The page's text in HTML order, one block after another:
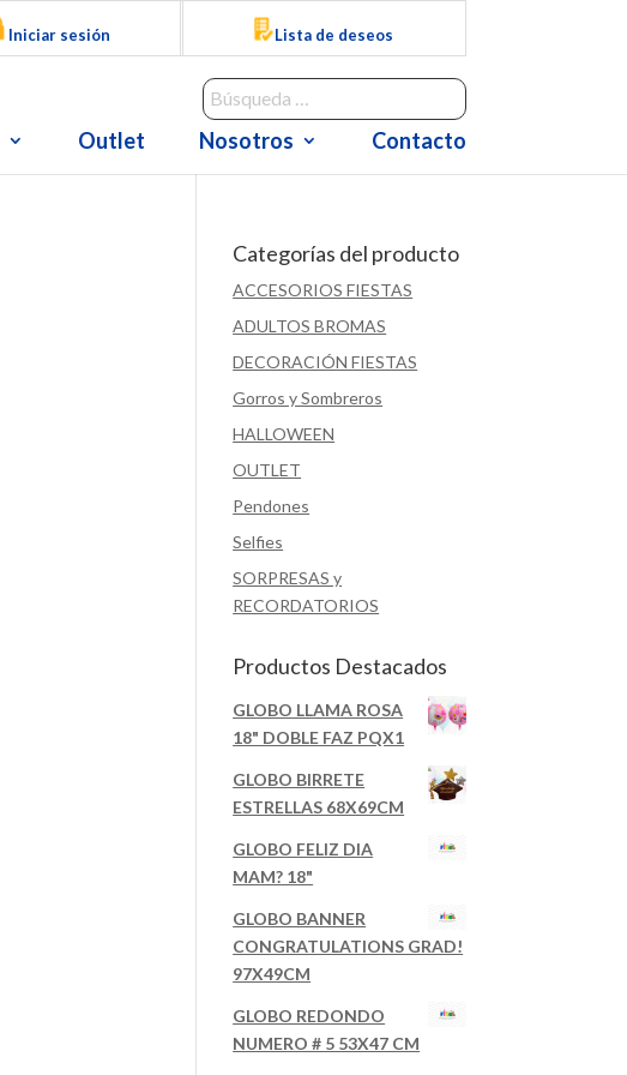
Iniciar sesión Lista de deseos
Outlet Nosotros Contacto
Categorías del producto
ACCESORIOS FIESTAS
ADULTOS BROMAS
DECORACIÓN FIESTAS
Gorros y Sombreros
HALLOWEEN
OUTLET
Pendones
Selfies
SORPRESAS y
RECORDATORIOS
Productos Destacados
GLOBO LLAMA ROSA
18" DOBLE FAZ PQX1
GLOBO BIRRETE
ESTRELLAS 68X69CM
GLOBO FELIZ DIA
MAM? 18"
GLOBO BANNER
CONGRATULATIONS GRAD!
97X49CM
GLOBO REDONDO
NUMERO # 5 53X47 CM